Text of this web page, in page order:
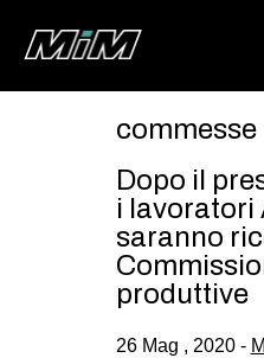
GAZA
commesse
Dopo il
i lavoratori
saranno
produttive
26 Mag , 2020 -